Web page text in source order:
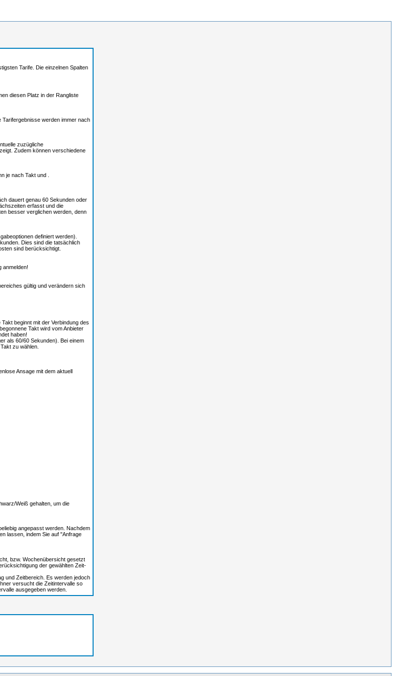
Tarife. Die einzelnen Spalten
diesen Platz in der Rangliste
werden immer nach
zuzügliche
Zudem können verschiedene
je nach Takt und .
dauert genau 60 Sekunden oder
erfasst und die
besser verglichen werden, denn
definiert werden).
Dies sind die tatsächlich
sind berücksichtigt.
anmelden!
gültig und verändern sich
beginnt mit der Verbindung des
Takt wird vom Anbieter
haben!
als 60/60 Sekunden). Bei einem
zu wählen.
Ansage mit dem aktuell
Weiß gehalten, um die
angepasst werden. Nachdem
lassen, indem Sie auf "Anfrage
bzw. Wochenübersicht gesetzt
der gewählten Zeit-
und Zeitbereich. Es werden jedoch
versucht die Zeitintervalle so
ausgegeben werden.